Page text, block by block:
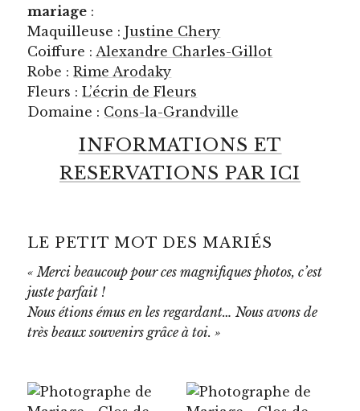
mariage :
Maquilleuse :Justine Chery
Coiffure : Alexandre Charles-Gillot
Robe :Rime Arodaky
Fleurs :L’écrin de Fleurs
Domaine : Cons-la-Grandville
INFORMATIONS ET
RESERVATIONS PAR ICI
LE PETIT MOT DES MARIÉS
« Merci beaucoup pour ces magnifiques photos, c’est
juste parfait !
Nous étions émus en les regardant… Nous avons de
très beaux souvenirs grâce à toi. »